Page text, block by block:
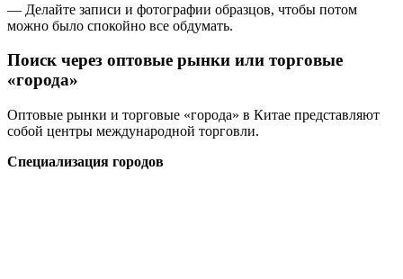
— Делайте записи и фотографии образцов, чтобы потом
можно было спокойно все обдумать.
Поиск через оптовые рынки или торговые
«города»
Оптовые рынки и торговые «города» в Китае представляют
собой центры международной торговли.
Специализация городов